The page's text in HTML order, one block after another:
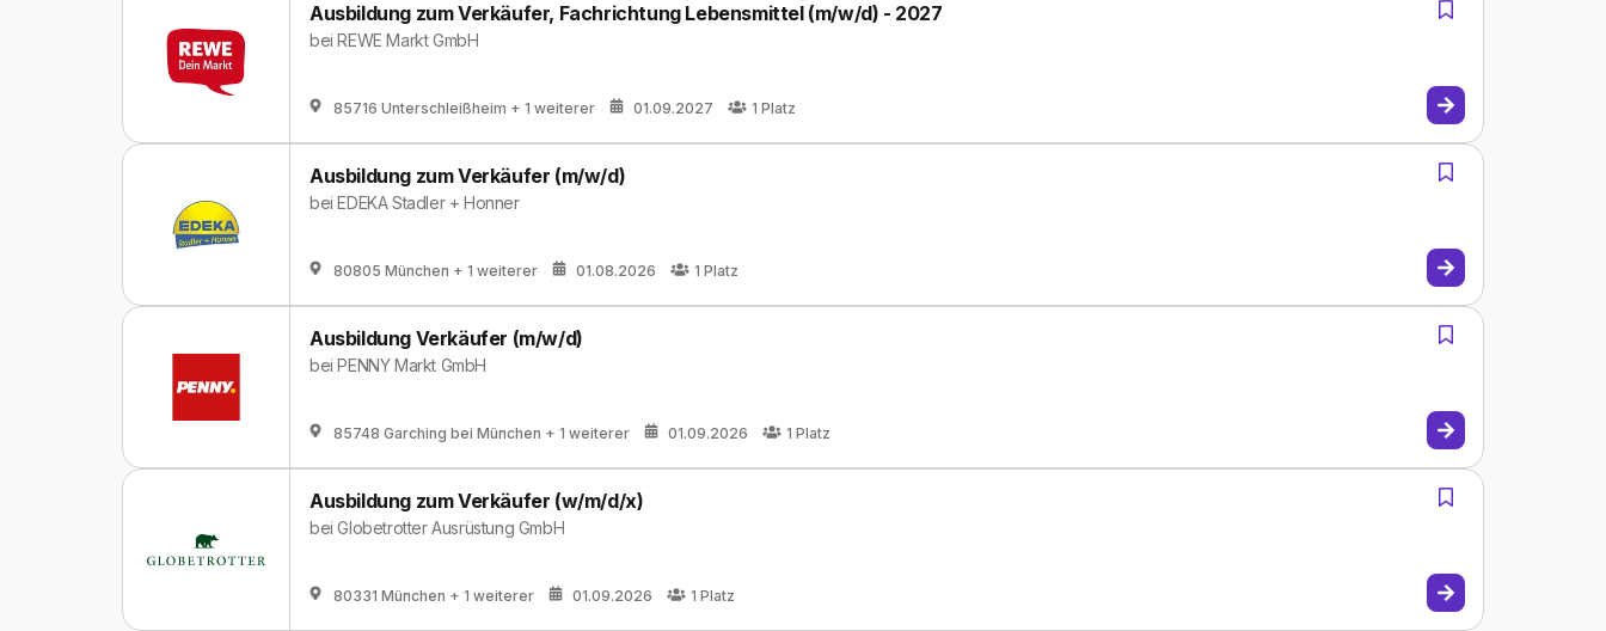
Ausbildung zum Verkäufer, Fachrichtung Lebensmittel (m/w/d) - 2027
beiREWE Markt GmbH
85716 Unterschleißheim + 1 weiterer 01.09.2027 1 Platz
Ausbildung zum Verkäufer (m/w/d)
beiEDEKA Stadler + Honner
80805 München + 1 weiterer 01.08.2026 1 Platz
Ausbildung Verkäufer (m/w/d)
beiPENNY Markt GmbH
85748 Garching bei München + 1 weiterer 01.09.2026 1 Platz
Ausbildung zum Verkäufer (w/m/d/x)
beiGlobetrotter Ausrüstung GmbH
80331 München + 1 weiterer 01.09.2026 1 Platz